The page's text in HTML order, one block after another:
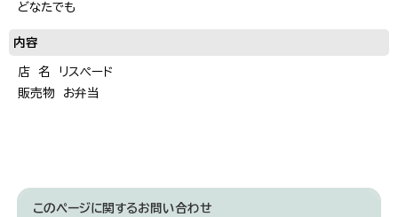
どなたでも
内容
店 名 リスペード
販売物 お弁当
このページに関するお問い合わせ